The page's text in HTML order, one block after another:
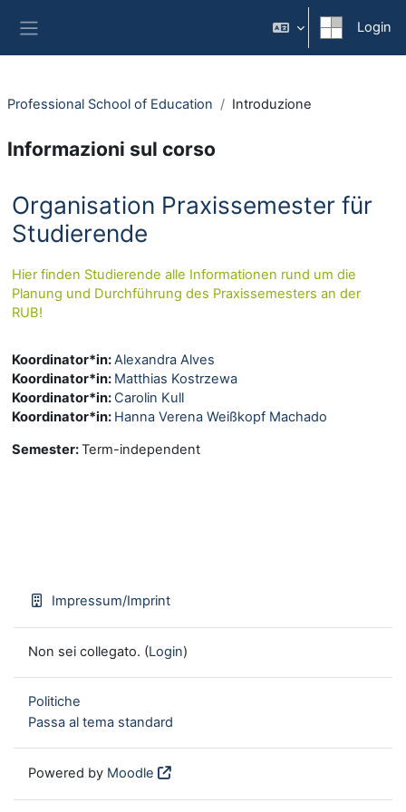
Login
Professional School of Education Introduzione
Informazioni sul corso
Organisation Praxissemester für
Studierende
Hier finden Studierende alle Informationen rund um die
Planung und Durchführung des Praxissemesters an der
RUB!
Koordinator*in:Alexandra Alves
Koordinator*in: Matthias Kostrzewa
Koordinator*in: Carolin Kull
Koordinator*in: Hanna Verena Weißkopf Machado
Semester:Term-independent
Impressum/Imprint
Non sei collegato. (Login)
Politiche
Passa al tema standard
Powered by Moodle